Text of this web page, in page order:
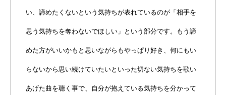
い、諦めたくないという気持ちが表れているのが「相手を
思う気持ちを奪わないでほしい」という部分です。もう諦
めた方がいいかもと思いながらもやっぱり好き、何にもい
らないから思い続けていたいといった切ない気持ちを歌い
あげた曲を聴く事で、自分が抱えている気持ちを分かって